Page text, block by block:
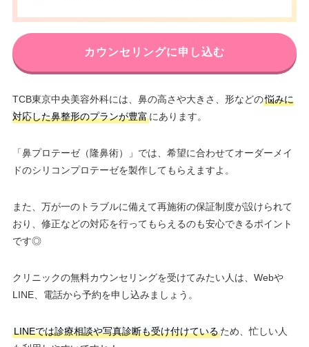
カウンセリングに申し込む
TCB東京中央美容外科には、鼻の高さや大きさ、形などの悩みに
対応した鼻整形のプランが豊富にあります。
「鼻プロテーゼ（隆鼻術）」では、希望に合わせてオーダーメイ
ドのシリコンプロテーゼを製作してもらえますよ。
また、万が一のトラブルに備えて再施術の保証制度が設けられて
おり、修正などの対応を行ってもらえるのも安心できるポイント
です◎
クリニックの無料カウンセリングを受けてみたい人は、Webや
LINE、電話から予約を申し込みましょう。
LINEでは診療相談や写真診断も受け付けているため、忙しい人